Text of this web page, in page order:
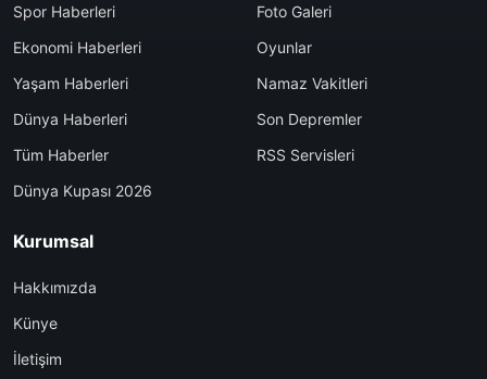
Spor Haberleri
Ekonomi Haberleri
Yaşam Haberleri
Dünya Haberleri
Tüm Haberler
Dünya Kupası 2026
Foto Galeri
Oyunlar
Namaz Vakitleri
Son Depremler
RSS Servisleri
Kurumsal
Hakkımızda
Künye
İletişim